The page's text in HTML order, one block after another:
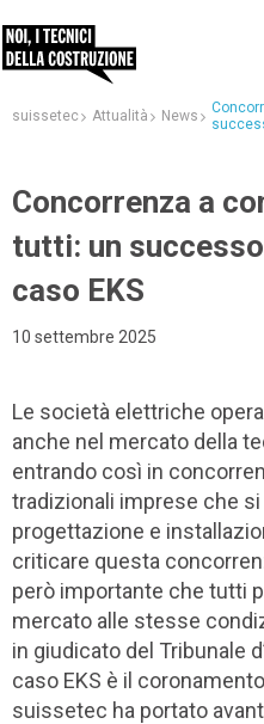
suissetec Attualità News
Concorrenza a
tutti: un
caso EKS
10 settembre 2025
Le società elettriche
anche nel mercato della
entrando così in
tradizionali imprese che
progettazione e
criticare questa
però importante che tutti
mercato alle stesse
in giudicato del Tribunale
caso EKS è il
suissetec ha portato